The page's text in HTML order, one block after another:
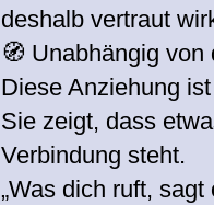
deshalb vertraut
🧭 Unabhängig
Diese Anziehung
Sie zeigt, dass
Verbindung steht.
„Was dich ruft,